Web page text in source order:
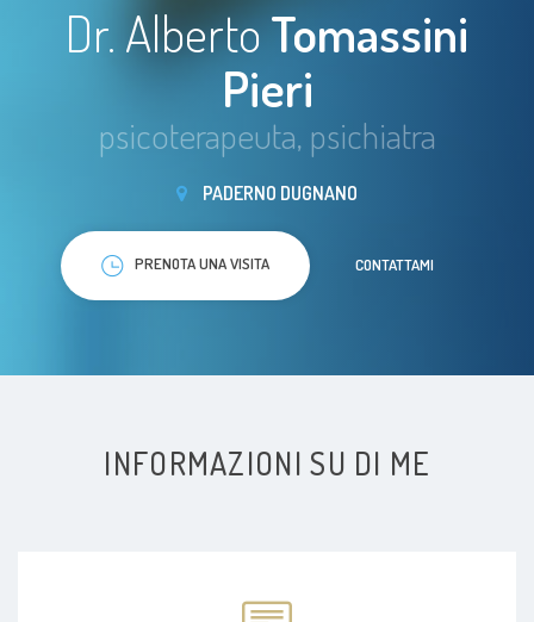
Dr. AlbertoTomassini
Pieri
psicoterapeuta, psichiatra
PADERNO DUGNANO
PRENOTA UNA VISITA CONTATTAMI
INFORMAZIONI SU DI ME